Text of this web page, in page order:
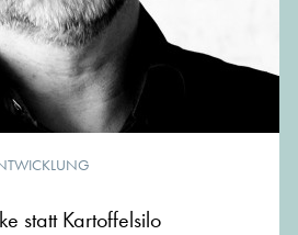
statt Kartoffelsilo